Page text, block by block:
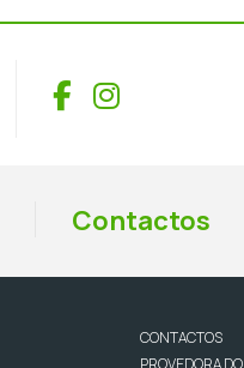
Facebook
Instagram
Contactos
CONTACTOS
PROVEDORA DO